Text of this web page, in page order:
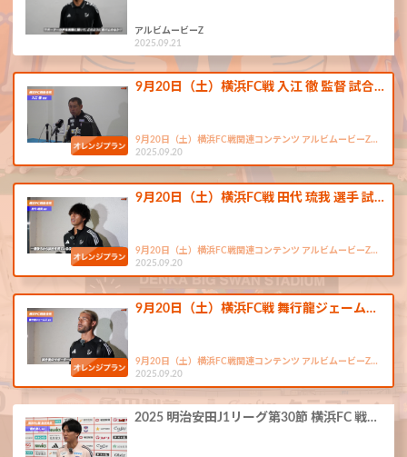
アルビムービーZ
2025.09.21
9月20日（土）横浜FC戦 入江 徹 監督 試合…
9月20日（土）横浜FC戦関連コンテンツ アルビムービーZ…
2025.09.20
9月20日（土）横浜FC戦 田代 琉我 選手 試…
9月20日（土）横浜FC戦関連コンテンツ アルビムービーZ…
2025.09.20
9月20日（土）横浜FC戦 舞行龍ジェーム…
9月20日（土）横浜FC戦関連コンテンツ アルビムービーZ…
2025.09.20
2025 明治安田J1リーグ第30節 横浜FC 戦…